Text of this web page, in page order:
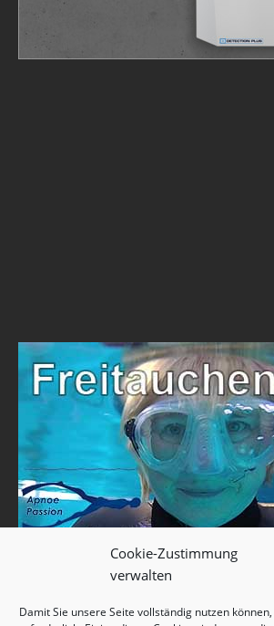
Cookie-Zustimmung
verwalten
Damit Sie unsere Seite vollständig nutzen